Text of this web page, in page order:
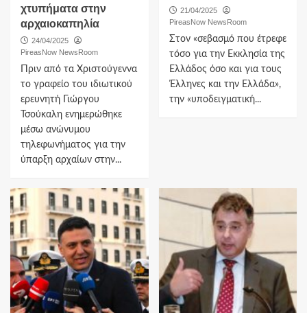
χτυπήματα στην
αρχαιοκαπηλία
24/04/2025
PireasNow NewsRoom
Πριν από τα Χριστούγεννα
το γραφείο του ιδιωτικού
ερευνητή Γιώργου
Τσούκαλη ενημερώθηκε
μέσω ανώνυμου
τηλεφωνήματος για την
ύπαρξη αρχαίων στην...
21/04/2025
PireasNow NewsRoom
Στον «σεβασμό που έτρεφε
τόσο για την Εκκλησία της
Ελλάδος όσο και για τους
Έλληνες και την Ελλάδα»,
την «υποδειγματική...